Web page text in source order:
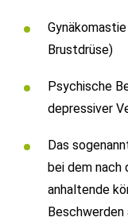
Brustdrüse)
Psychische
depressiver
Das
bei dem nach
anhaltende